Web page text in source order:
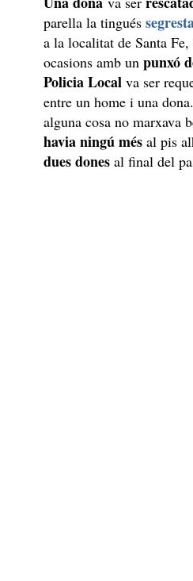
parella la tingués
a la localitat de Santa
ocasions amb unpunxó
Policia Localva ser
entre un home i una
alguna cosa no marxava
havia ningú més al pis
dues dones al final del